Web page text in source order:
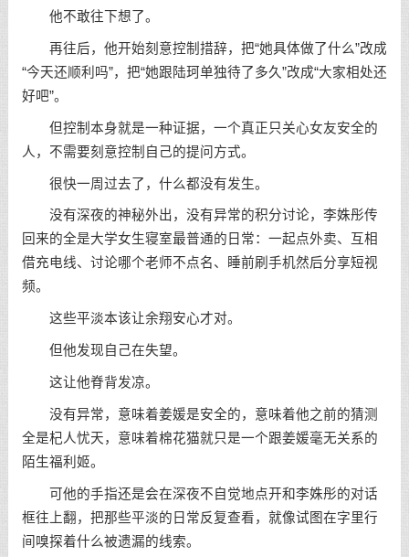
他不敢往下想了。
再往后，他开始刻意控制措辞，把“她具体做了什么”改成
“今天还顺利吗”，把“她跟陆珂单独待了多久”改成“大家相处还
好吧”。
但控制本身就是一种证据，一个真正只关心女友安全的
人，不需要刻意控制自己的提问方式。
很快一周过去了，什么都没有发生。
没有深夜的神秘外出，没有异常的积分讨论，李姝彤传
回来的全是大学女生寝室最普通的日常：一起点外卖、互相
借充电线、讨论哪个老师不点名、睡前刷手机然后分享短视
频。
这些平淡本该让余翔安心才对。
但他发现自己在失望。
这让他脊背发凉。
没有异常，意味着姜媛是安全的，意味着他之前的猜测
全是杞人忧天，意味着棉花猫就只是一个跟姜媛毫无关系的
陌生福利姬。
可他的手指还是会在深夜不自觉地点开和李姝彤的对话
框往上翻，把那些平淡的日常反复查看，就像试图在字里行
间嗅探着什么被遗漏的线索。